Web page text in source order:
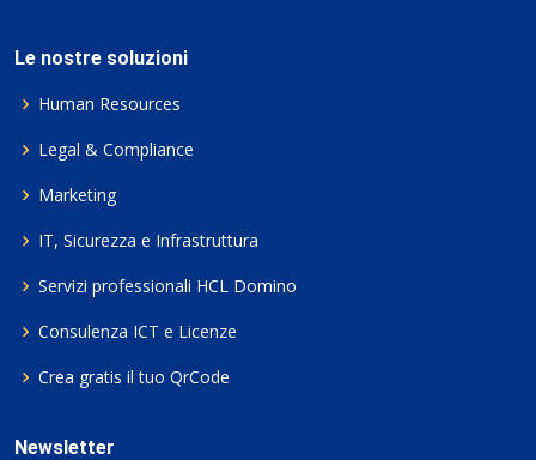
Le nostre soluzioni
Human Resources
Legal & Compliance
Marketing
IT, Sicurezza e Infrastruttura
Servizi professionali HCL Domino
Consulenza ICT e Licenze
Crea gratis il tuo QrCode
Newsletter